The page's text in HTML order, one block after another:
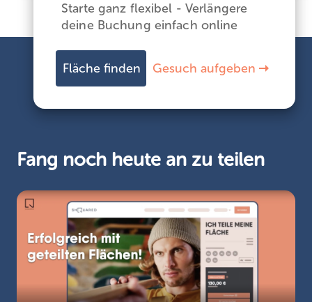
Starte ganz flexibel - Verlängere
deine Buchung einfach online
Fläche finden Gesuch aufgeben
Fang noch heute an zu teilen